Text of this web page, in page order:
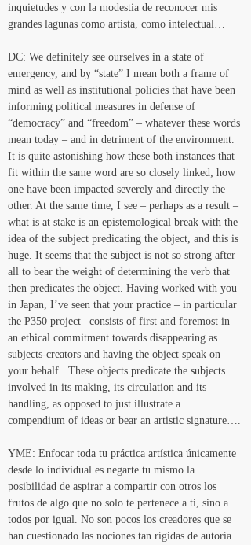
inquietudes y con la modestia de reconocer mis
grandes lagunas como artista, como intelectual…
DC: We definitely see ourselves in a state of
emergency, and by “state” I mean both a frame of
mind as well as institutional policies that have been
informing political measures in defense of
“democracy” and “freedom” – whatever these words
mean today – and in detriment of the environment.
It is quite astonishing how these both instances that
fit within the same word are so closely linked; how
one have been impacted severely and directly the
other. At the same time, I see – perhaps as a result –
what is at stake is an epistemological break with the
idea of the subject predicating the object, and this is
huge. It seems that the subject is not so strong after
all to bear the weight of determining the verb that
then predicates the object. Having worked with you
in Japan, I’ve seen that your practice – in particular
the P350 project –consists of first and foremost in
an ethical commitment towards disappearing as
subjects-creators and having the object speak on
your behalf.  These objects predicate the subjects
involved in its making, its circulation and its
handling, as opposed to just illustrate a
compendium of ideas or bear an artistic signature….
YME: Enfocar toda tu práctica artística únicamente
desde lo individual es negarte tu mismo la
posibilidad de aspirar a compartir con otros los
frutos de algo que no solo te pertenece a ti, sino a
todos por igual. No son pocos los creadores que se
han cuestionado las nociones tan rígidas de autoría